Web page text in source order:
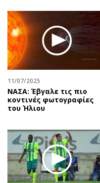
Μουσική
Εικαστικά
Βιβλίο
Χειρόγραφα
11/07/2025
ΝΑΣΑ: Έβγαλε τις πιο
κοντινές φωτογραφίες
του Ήλιου